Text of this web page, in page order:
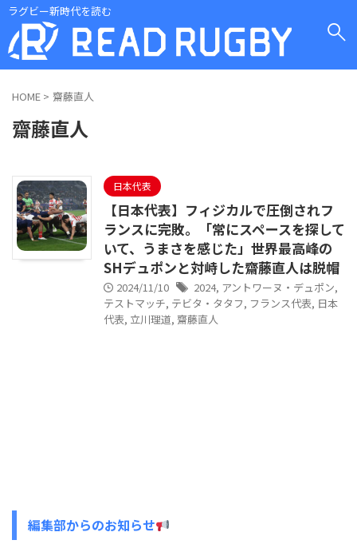
ラグビー新時代を読む
HOME > 齋藤直人
齋藤直人
日本代表
【日本代表】フィジカルで圧倒されフ
ランスに完敗。「常にスペースを探して
いて、うまさを感じた」世界最高峰の
SHデュポンと対峙した齋藤直人は脱帽
2024/11/10 2024, アントワーヌ・デュポン,
テストマッチ, テビタ・タタフ, フランス代表, 日本
代表, 立川理道, 齋藤直人
編集部からのお知らせ